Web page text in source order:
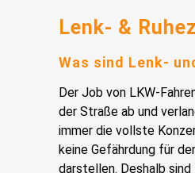
Lenk- &
Was sind Lenk-
Der Job von LKW-
der Straße ab und
immer die vollste
keine Gefährdung für
darstellen. Deshalb sind